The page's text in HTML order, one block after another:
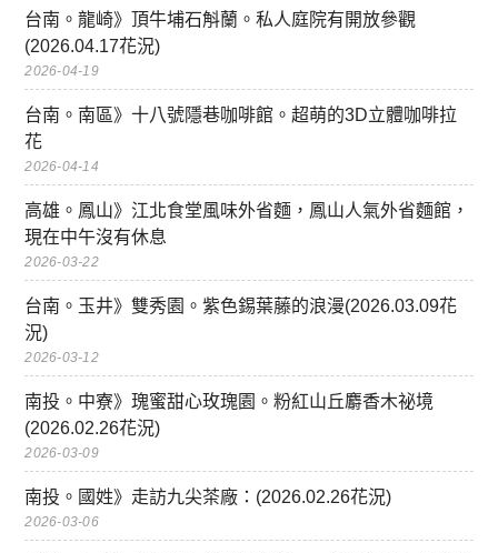
台南。龍崎》頂牛埔石斛蘭。私人庭院有開放參觀
(2026.04.17花況)
2026-04-19
台南。南區》十八號隱巷咖啡館。超萌的3D立體咖啡拉
花
2026-04-14
高雄。鳳山》江北食堂風味外省麵，鳳山人氣外省麵館，
現在中午沒有休息
2026-03-22
台南。玉井》雙秀園。紫色錫葉藤的浪漫(2026.03.09花
況)
2026-03-12
南投。中寮》瑰蜜甜心玫瑰園。粉紅山丘麝香木祕境
(2026.02.26花況)
2026-03-09
南投。國姓》走訪九尖茶廠：(2026.02.26花況)
2026-03-06